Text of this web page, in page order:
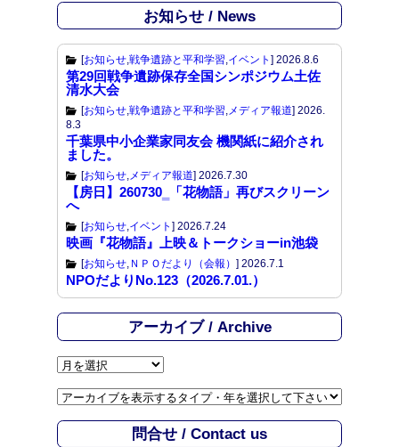
お知らせ / News
[お知らせ,戦争遺跡と平和学習,イベント ] 2026.8.6
第29回戦争遺跡保存全国シンポジウム土佐
清水大会
[お知らせ,戦争遺跡と平和学習,メディア報道] 2026.
8.3
千葉県中小企業家同友会 機関紙に紹介され
ました。
[お知らせ,メディア報道] 2026.7.30
【房日】260730‗「花物語」再びスクリーン
へ
[お知らせ,イベント ] 2026.7.24
映画『花物語』上映＆トークショーin池袋
[お知らせ,ＮＰＯだより（会報） ] 2026.7.1
NPOだよりNo.123（2026.7.01.）
アーカイブ / Archive
ア
カ
イ
ブ
問合せ / Contact us